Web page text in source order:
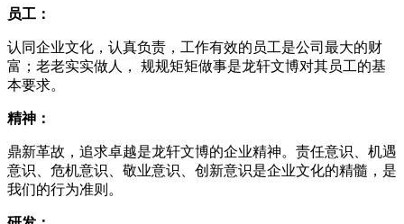
员工：
认同企业文化，认真负责，工作有效的员工是公司最大的财
富；老老实实做人，
规规矩矩做事是龙轩文博对其员工的基
本要求。
精神：
鼎新革故，追求卓越是龙轩文博的企业精神。责任意识、机遇
意识、危机意识、敬业意识、创新意识是企业文化的精髓，是
我们的行为准则。